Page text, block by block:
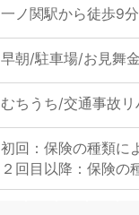
一ノ関駅から徒歩9分
早朝/駐車場/お見舞
むちうち/交通事故リ
初回：保険の種類に
２回目以降：保険の